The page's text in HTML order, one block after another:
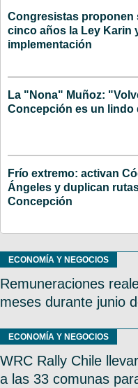
Congresistas proponen
cinco años la Ley Karin
implementación
La "Nona" Muñoz:
Concepción es un lindo
Frío extremo: activan
Ángeles y duplican
Concepción
ECONOMÍA Y NEGOCIOS
Remuneraciones
meses durante junio
ECONOMÍA Y NEGOCIOS
WRC Rally Chile
a las 33 comunas